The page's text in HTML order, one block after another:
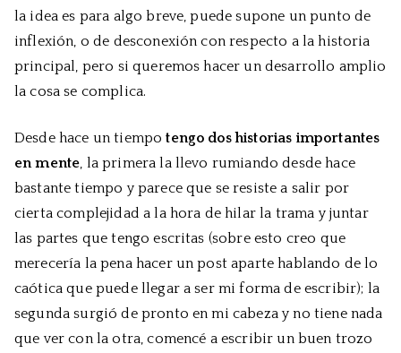
la idea es para algo breve, puede supone un punto de
inflexión, o de desconexión con respecto a la historia
principal, pero si queremos hacer un desarrollo amplio
la cosa se complica.
Desde hace un tiempotengo dos historias importantes
en mente, la primera la llevo rumiando desde hace
bastante tiempo y parece que se resiste a salir por
cierta complejidad a la hora de hilar la trama y juntar
las partes que tengo escritas (sobre esto creo que
merecería la pena hacer un post aparte hablando de lo
caótica que puede llegar a ser mi forma de escribir); la
segunda surgió de pronto en mi cabeza y no tiene nada
que ver con la otra, comencé a escribir un buen trozo